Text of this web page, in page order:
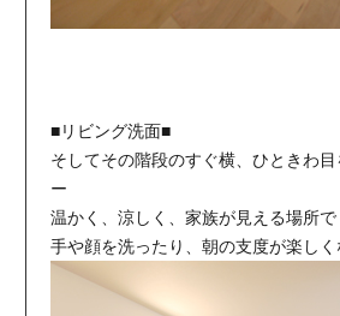
■リビング洗面■
そしてその階段のすぐ横、ひときわ
ー
温かく、涼しく、家族が見える場所で
手や顔を洗ったり、朝の支度が楽しく